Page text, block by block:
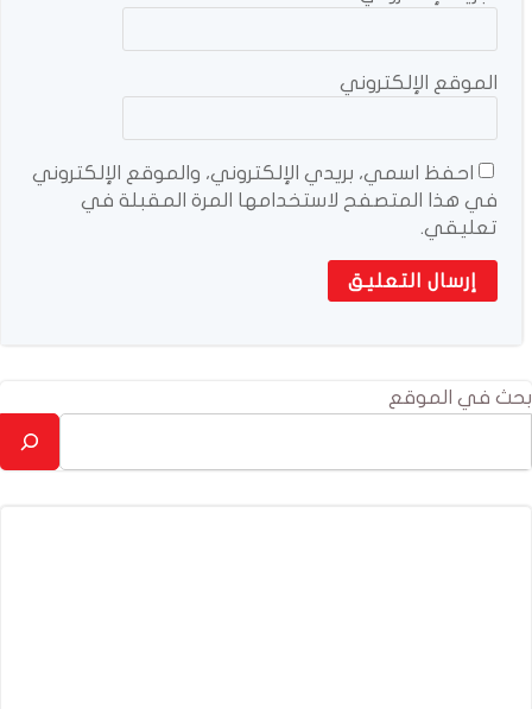
الموقع الإلكتروني
احفظ اسمي، بريدي الإلكتروني، والموقع الإلكتروني
في هذا المتصفح لاستخدامها المرة المقبلة في
تعليقي.
بحث في الموقع